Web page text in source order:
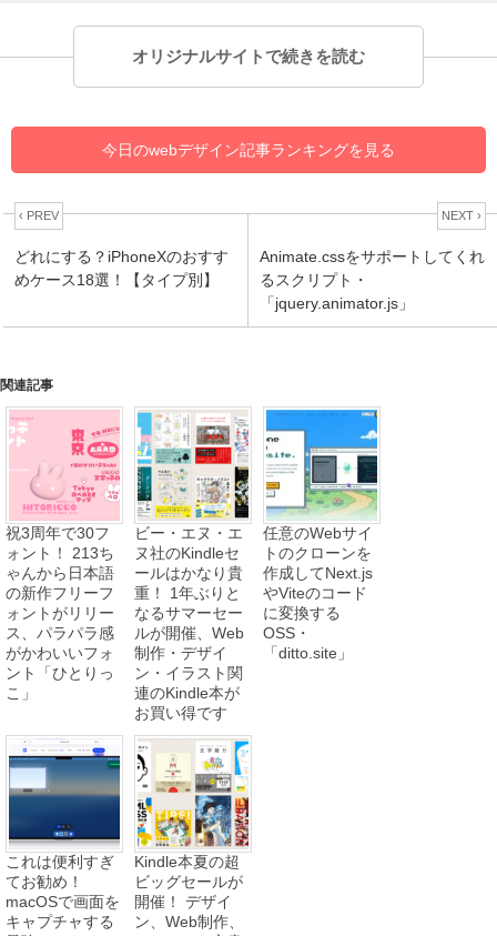
オリジナルサイトで続きを読む
今日のwebデザイン記事ランキングを見る
‹ PREV
どれにする？iPhoneXのおすす
めケース18選！【タイプ別】
NEXT ›
Animate.cssをサポートしてくれ
るスクリプト・
「jquery.animator.js」
関連記事
祝3周年で30フ
ォント！ 213ち
ゃんから日本語
の新作フリーフ
ォントがリリー
ス、パラパラ感
がかわいいフォ
ント「ひとりっ
こ」
ビー・エヌ・エ
ヌ社のKindleセ
ールはかなり貴
重！ 1年ぶりと
なるサマーセー
ルが開催、Web
制作・デザイ
ン・イラスト関
連のKindle本が
お買い得です
任意のWebサイ
トのクローンを
作成してNext.js
やViteのコード
に変換する
OSS・
「ditto.site」
これは便利すぎ
てお勧め！
macOSで画面を
キャプチャする
Kindle本夏の超
ビッグセールが
開催！ デザイ
ン、Web制作、